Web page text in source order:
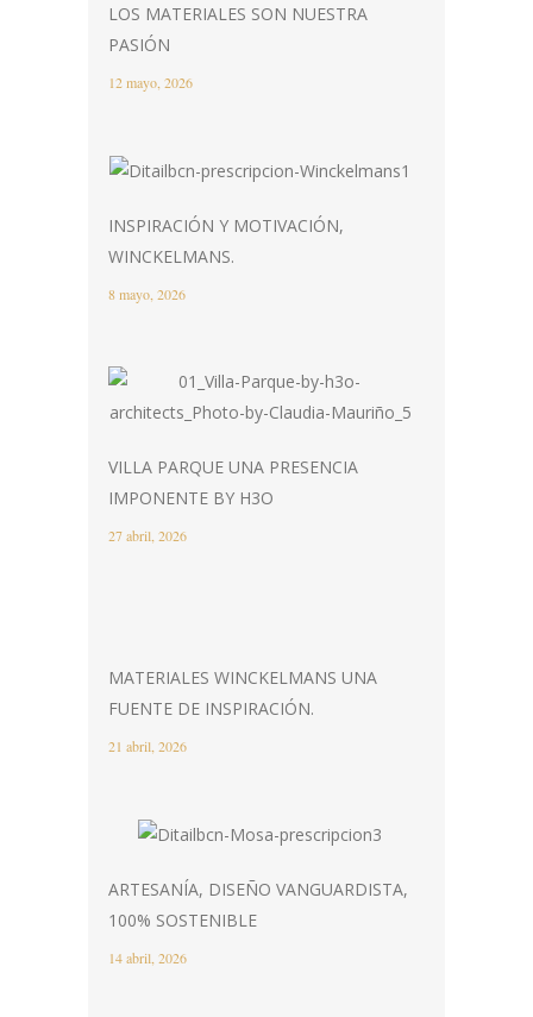
LOS MATERIALES SON NUESTRA
PASIÓN
12 mayo, 2026
INSPIRACIÓN Y MOTIVACIÓN,
WINCKELMANS.
8 mayo, 2026
VILLA PARQUE UNA PRESENCIA
IMPONENTE BY H3O
27 abril, 2026
MATERIALES WINCKELMANS UNA
FUENTE DE INSPIRACIÓN.
21 abril, 2026
ARTESANÍA, DISEÑO VANGUARDISTA,
100% SOSTENIBLE
14 abril, 2026